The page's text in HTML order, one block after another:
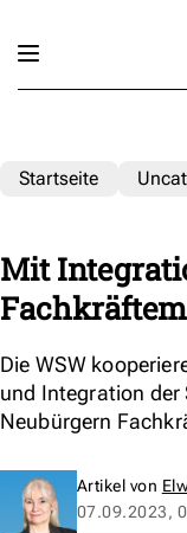
Startseite
Mit
Die WSW
und Integration
Neubürgern
Artikel von
07.09.2023,